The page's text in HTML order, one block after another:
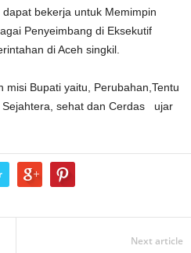
bekerja untuk Memimpin
Penyeimbang di Eksekutif
di Aceh singkil.
misi Bupati yaitu, Perubahan,Tentu
Sejahtera, sehat dan Cerdas ujar
Next article